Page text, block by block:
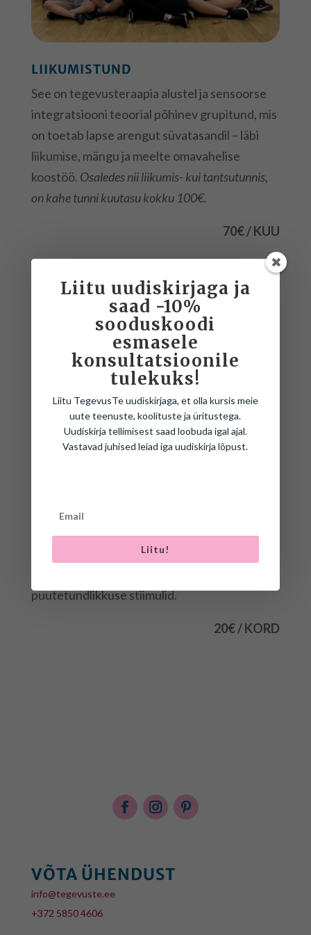
LIIKUMISTUND
See on tegevusteraapia alustel ja sensoorse
integratsiooni teoorial põhinev grupitund, mis
on toetab lapse arengut süvatasandil – läbi
liikumise, mängu ja meelte omavahelise
koostöö. Osaledes nii liikumis- kui tantsutunnis,
on kahe tunni kuutasu kokku 100€.
70€ / KUU
Multisensoorne mängutund on vabas vormis
grupitund, milles oleme teadlikult
kombineerinud valguse, helid, lõhnad,
puutetundlikkuse stiimulid.
20€ / KORD
VÕTA ÜHENDUST
info@tegevuste.ee
+372 5850 4606
Liitu uudiskirjaga ja
saad -10%
sooduskoodi
esmasele
konsultatsioonile
tulekuks!
Liitu TegevusTe uudiskirjaga, et olla kursis meie
uute teenuste, koolituste ja üritustega.
Uudiskirja tellimisest saad loobuda igal ajal.
Vastavad juhised leiad iga uudiskirja lõpust.
Liitu!